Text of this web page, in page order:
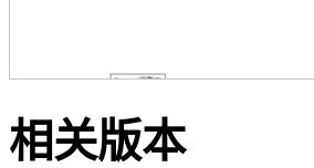
相关版本